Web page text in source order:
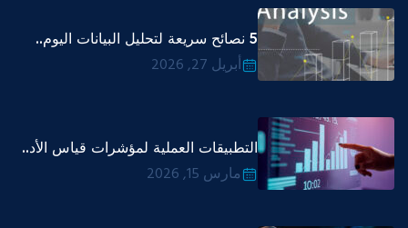
5 نصائح سريعة لتحليل البيانات اليوم..
أبريل 27, 2026
التطبيقات العملية لمؤشرات قياس الأد..
مارس 15, 2026